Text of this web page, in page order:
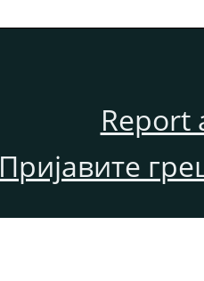
Report
Пријавите